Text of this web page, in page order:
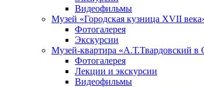
Видеофильмы
Музей «Городская кузница XVII
Фотогалерея
Экскурсии
Музей-квартира «А.Т.Твардовский в
Фотогалерея
Лекции и экскурсии
Видеофильмы